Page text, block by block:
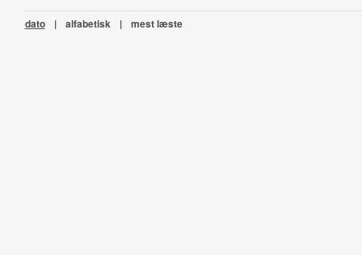
dato | alfabetisk | mest læste